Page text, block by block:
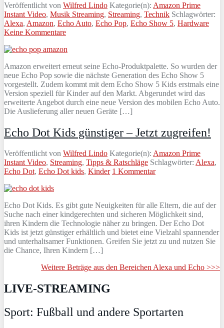
Veröffentlicht von Wilfred Lindo Kategorie(n): Amazon Prime
Instant Video, Musik Streaming, Streaming, Technik Schlagwörter:
Alexa, Amazon, Echo Auto, Echo Pop, Echo Show 5, Hardware
Keine Kommentare
Amazon erweitert erneut seine Echo-Produktpalette. So wurden der
neue Echo Pop sowie die nächste Generation des Echo Show 5
vorgestellt. Zudem kommt mit dem Echo Show 5 Kids erstmals eine
Version speziell für Kinder auf den Markt. Abgerundet wird das
erweiterte Angebot durch eine neue Version des mobilen Echo Auto.
Die Auslieferung aller neuen Geräte […]
Echo Dot Kids günstiger – Jetzt zugreifen!
Veröffentlicht von Wilfred Lindo Kategorie(n): Amazon Prime
Instant Video, Streaming, Tipps & Ratschläge Schlagwörter: Alexa,
Echo Dot, Echo Dot kids, Kinder 1 Kommentar
Echo Dot Kids. Es gibt gute Neuigkeiten für alle Eltern, die auf der
Suche nach einer kindgerechten und sicheren Möglichkeit sind,
ihren Kindern die Technologie näher zu bringen. Der Echo Dot
Kids ist jetzt günstiger erhältlich und bietet eine Vielzahl spannender
und unterhaltsamer Funktionen. Greifen Sie jetzt zu und nutzen Sie
die Chance, Ihren Kindern […]
Weitere Beträge aus den Bereichen Alexa und Echo >>>
LIVE-STREAMING
Sport: Fußball und andere Sportarten